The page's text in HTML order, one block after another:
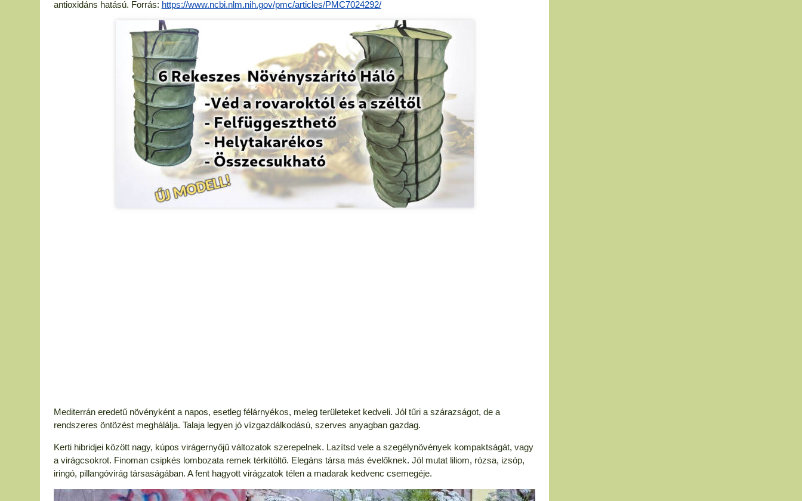
antioxidáns hatású. Forrás: https://www.ncbi.nlm.nih.gov/pmc/articles/PMC7024292/
Mediterrán eredetű növényként a napos, esetleg félárnyékos, meleg területeket kedveli. Jól tűri a szárazságot, de a
rendszeres öntözést meghálálja. Talaja legyen jó vízgazdálkodású, szerves anyagban gazdag.
Kerti hibridjei között nagy, kúpos virágernyőjű változatok szerepelnek. Lazítsd vele a szegélynövények kompaktságát, vagy
a virágcsokrot. Finoman csipkés lombozata remek térkitöltő. Elegáns társa más évelőknek. Jól mutat liliom, rózsa, izsóp,
iringó, pillangóvirág társaságában. A fent hagyott virágzatok télen a madarak kedvenc csemegéje.